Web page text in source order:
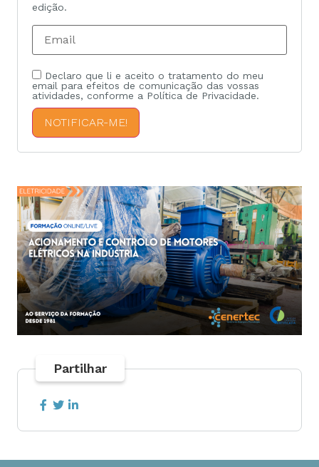
edição.
Declaro que li e aceito o tratamento do meu
email para efeitos de comunicação das vossas
atividades, conforme a Política de Privacidade.
NOTIFICAR-ME!
Partilhar